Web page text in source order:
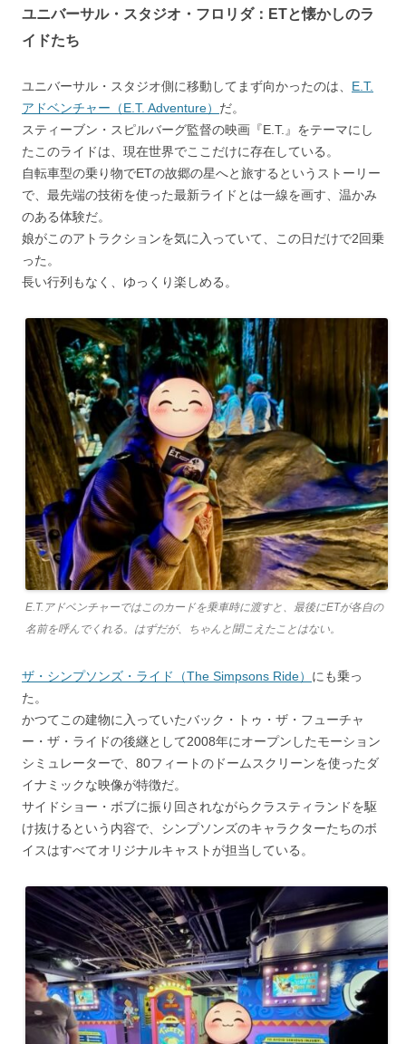
ユニバーサル・スタジオ・フロリダ：ETと懐かしのラ
イドたち
ユニバーサル・スタジオ側に移動してまず向かったのは、 E.T.
アドベンチャー（E.T. Adventure） だ。
スティーブン・スピルバーグ監督の映画『E.T.』をテーマにし
たこのライドは、現在世界でここだけに存在している。
自転車型の乗り物でETの故郷の星へと旅するというストーリー
で、最先端の技術を使った最新ライドとは一線を画す、温かみ
のある体験だ。
娘がこのアトラクションを気に入っていて、この日だけで2回乗
った。
長い行列もなく、ゆっくり楽しめる。
E.T.アドベンチャーではこのカードを乗車時に渡すと、最後にETが各自の
名前を呼んでくれる。はずだが、ちゃんと聞こえたことはない。
ザ・シンプソンズ・ライド（The Simpsons Ride） にも乗っ
た。
かつてこの建物に入っていたバック・トゥ・ザ・フューチャ
ー・ザ・ライドの後継として2008年にオープンしたモーション
シミュレーターで、80フィートのドームスクリーンを使ったダ
イナミックな映像が特徴だ。
サイドショー・ボブに振り回されながらクラスティランドを駆
け抜けるという内容で、シンプソンズのキャラクターたちのボ
イスはすべてオリジナルキャストが担当している。